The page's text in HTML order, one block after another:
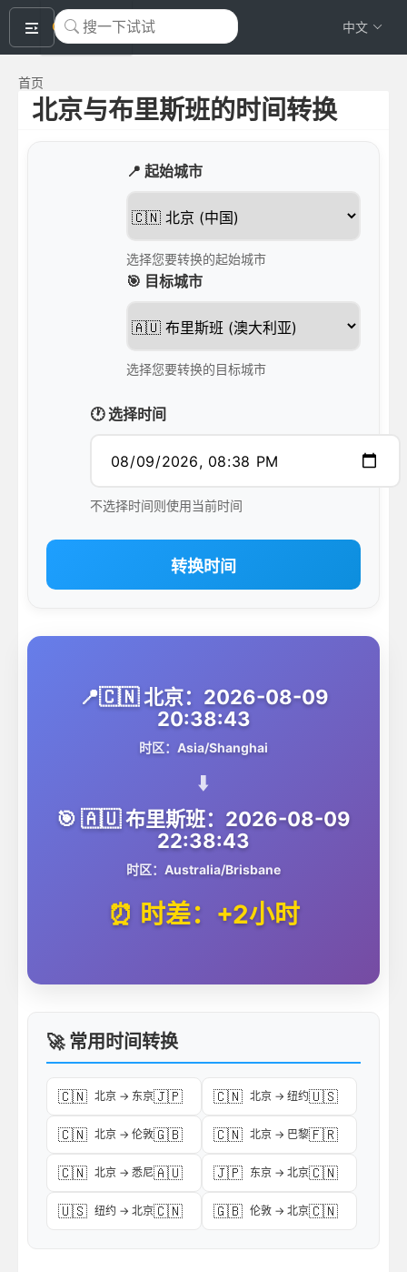
okeyTool 中文
首页
北京与布里斯班的时间转换
📍 起始城市
选择您要转换的起始城市
🎯 目标城市
选择您要转换的目标城市
🕐 选择时间
不选择时间则使用当前时间
转换时间
📍🇨🇳 北京：2026-08-09
20:38:43
时区：Asia/Shanghai
⬇️
🎯 🇦🇺 布里斯班：2026-08-09
22:38:43
时区：Australia/Brisbane
⏰ 时差：+2小时
🚀 常用时间转换
🇨🇳 北京 → 东京🇯🇵 🇨🇳 北京 → 纽约🇺🇸
🇨🇳 北京 → 伦敦🇬🇧 🇨🇳 北京 → 巴黎🇫🇷
🇨🇳 北京 → 悉尼🇦🇺 🇯🇵 东京 → 北京🇨🇳
🇺🇸 纽约 → 北京🇨🇳 🇬🇧 伦敦 → 北京🇨🇳